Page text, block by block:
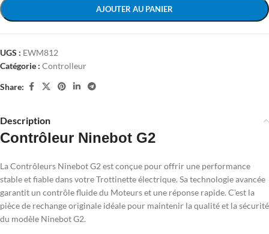
AJOUTER AU PANIER
UGS : EWM812
Catégorie : Controlleur
Share:
Description
Contrôleur Ninebot G2
La Contrôleurs Ninebot G2 est conçue pour offrir une performance
stable et fiable dans votre Trottinette électrique. Sa technologie avancée
garantit un contrôle fluide du Moteurs et une réponse rapide. C'est la
pièce de rechange originale idéale pour maintenir la qualité et la sécurité
du modèle Ninebot G2.